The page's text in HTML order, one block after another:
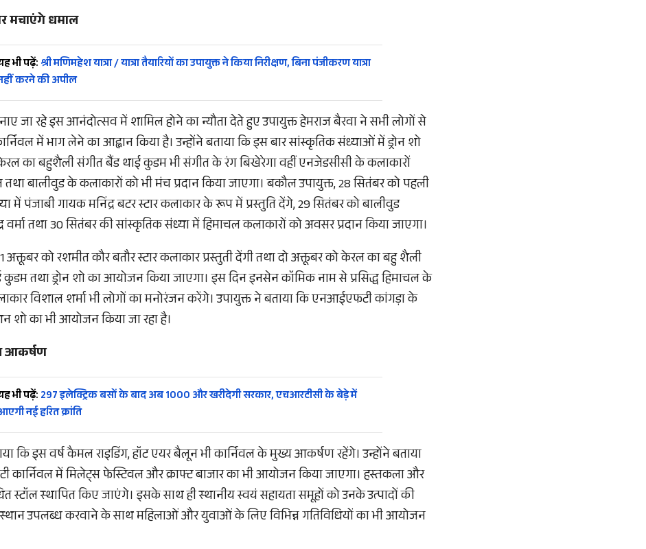
मचाएंगे धमाल
भी पढ़ें:श्री मणिमहेश यात्रा / यात्रा तैयारियों का उपायुक्त ने किया निरीक्षण, बिना पंजीकरण यात्रा
करने की अपील
जा रहे इस आनंदोत्सव में शामिल होने का न्यौता देते हुए उपायुक्त हेमराज बैरवा ने सभी लोगों से
में भाग लेने का आह्वान किया है। उन्होंने बताया कि इस बार सांस्कृतिक संध्याओं में ड्रोन शो
का बहुशैली संगीत बैंड थाई कुडम भी संगीत के रंग बिखेरेगा वहीं एनजेडसीसी के कलाकारों
बालीवुड के कलाकारों को भी मंच प्रदान किया जाएगा। बकौल उपायुक्त, 28 सितंबर को पहली
में पंजाबी गायक मनिंद्र बटर स्टार कलाकार के रूप में प्रस्तुति देंगे, 29 सितंबर को बालीवुड
तथा 30 सितंबर की सांस्कृतिक संध्या में हिमाचल कलाकारों को अवसर प्रदान किया जाएगा।
को रशमीत कौर बतौर स्टार कलाकार प्रस्तुती देंगी तथा दो अक्तूबर को केरल का बहु शैली
तथा ड्रोन शो का आयोजन किया जाएगा। इस दिन इनसेन कॉमिक नाम से प्रसिद्ध हिमाचल के
विशाल शर्मा भी लोगों का मनोरंजन करेंगे। उपायुक्त ने बताया कि एनआईएफटी कांगड़ा के
शो का भी आयोजन किया जा रहा है।
आकर्षण
भी पढ़ें:297 इलेक्ट्रिक बसों के बाद अब 1000 और खरीदेगी सरकार, एचआरटीसी के बेड़े में
नई हरित क्रांति
कि इस वर्ष कैमल राइडिंग, हॉट एयर बैलून भी कार्निवल के मुख्य आकर्षण रहेंगे। उन्होंने बताया
कार्निवल में मिलेट्स फेस्टिवल और क्राफ्ट बाजार का भी आयोजन किया जाएगा। हस्तकला और
स्टॉल स्थापित किए जाएंगे। इसके साथ ही स्थानीय स्वयं सहायता समूहों को उनके उत्पादों की
स्थान उपलब्ध करवाने के साथ महिलाओं और युवाओं के लिए विभिन्न गतिविधियों का भी आयोजन